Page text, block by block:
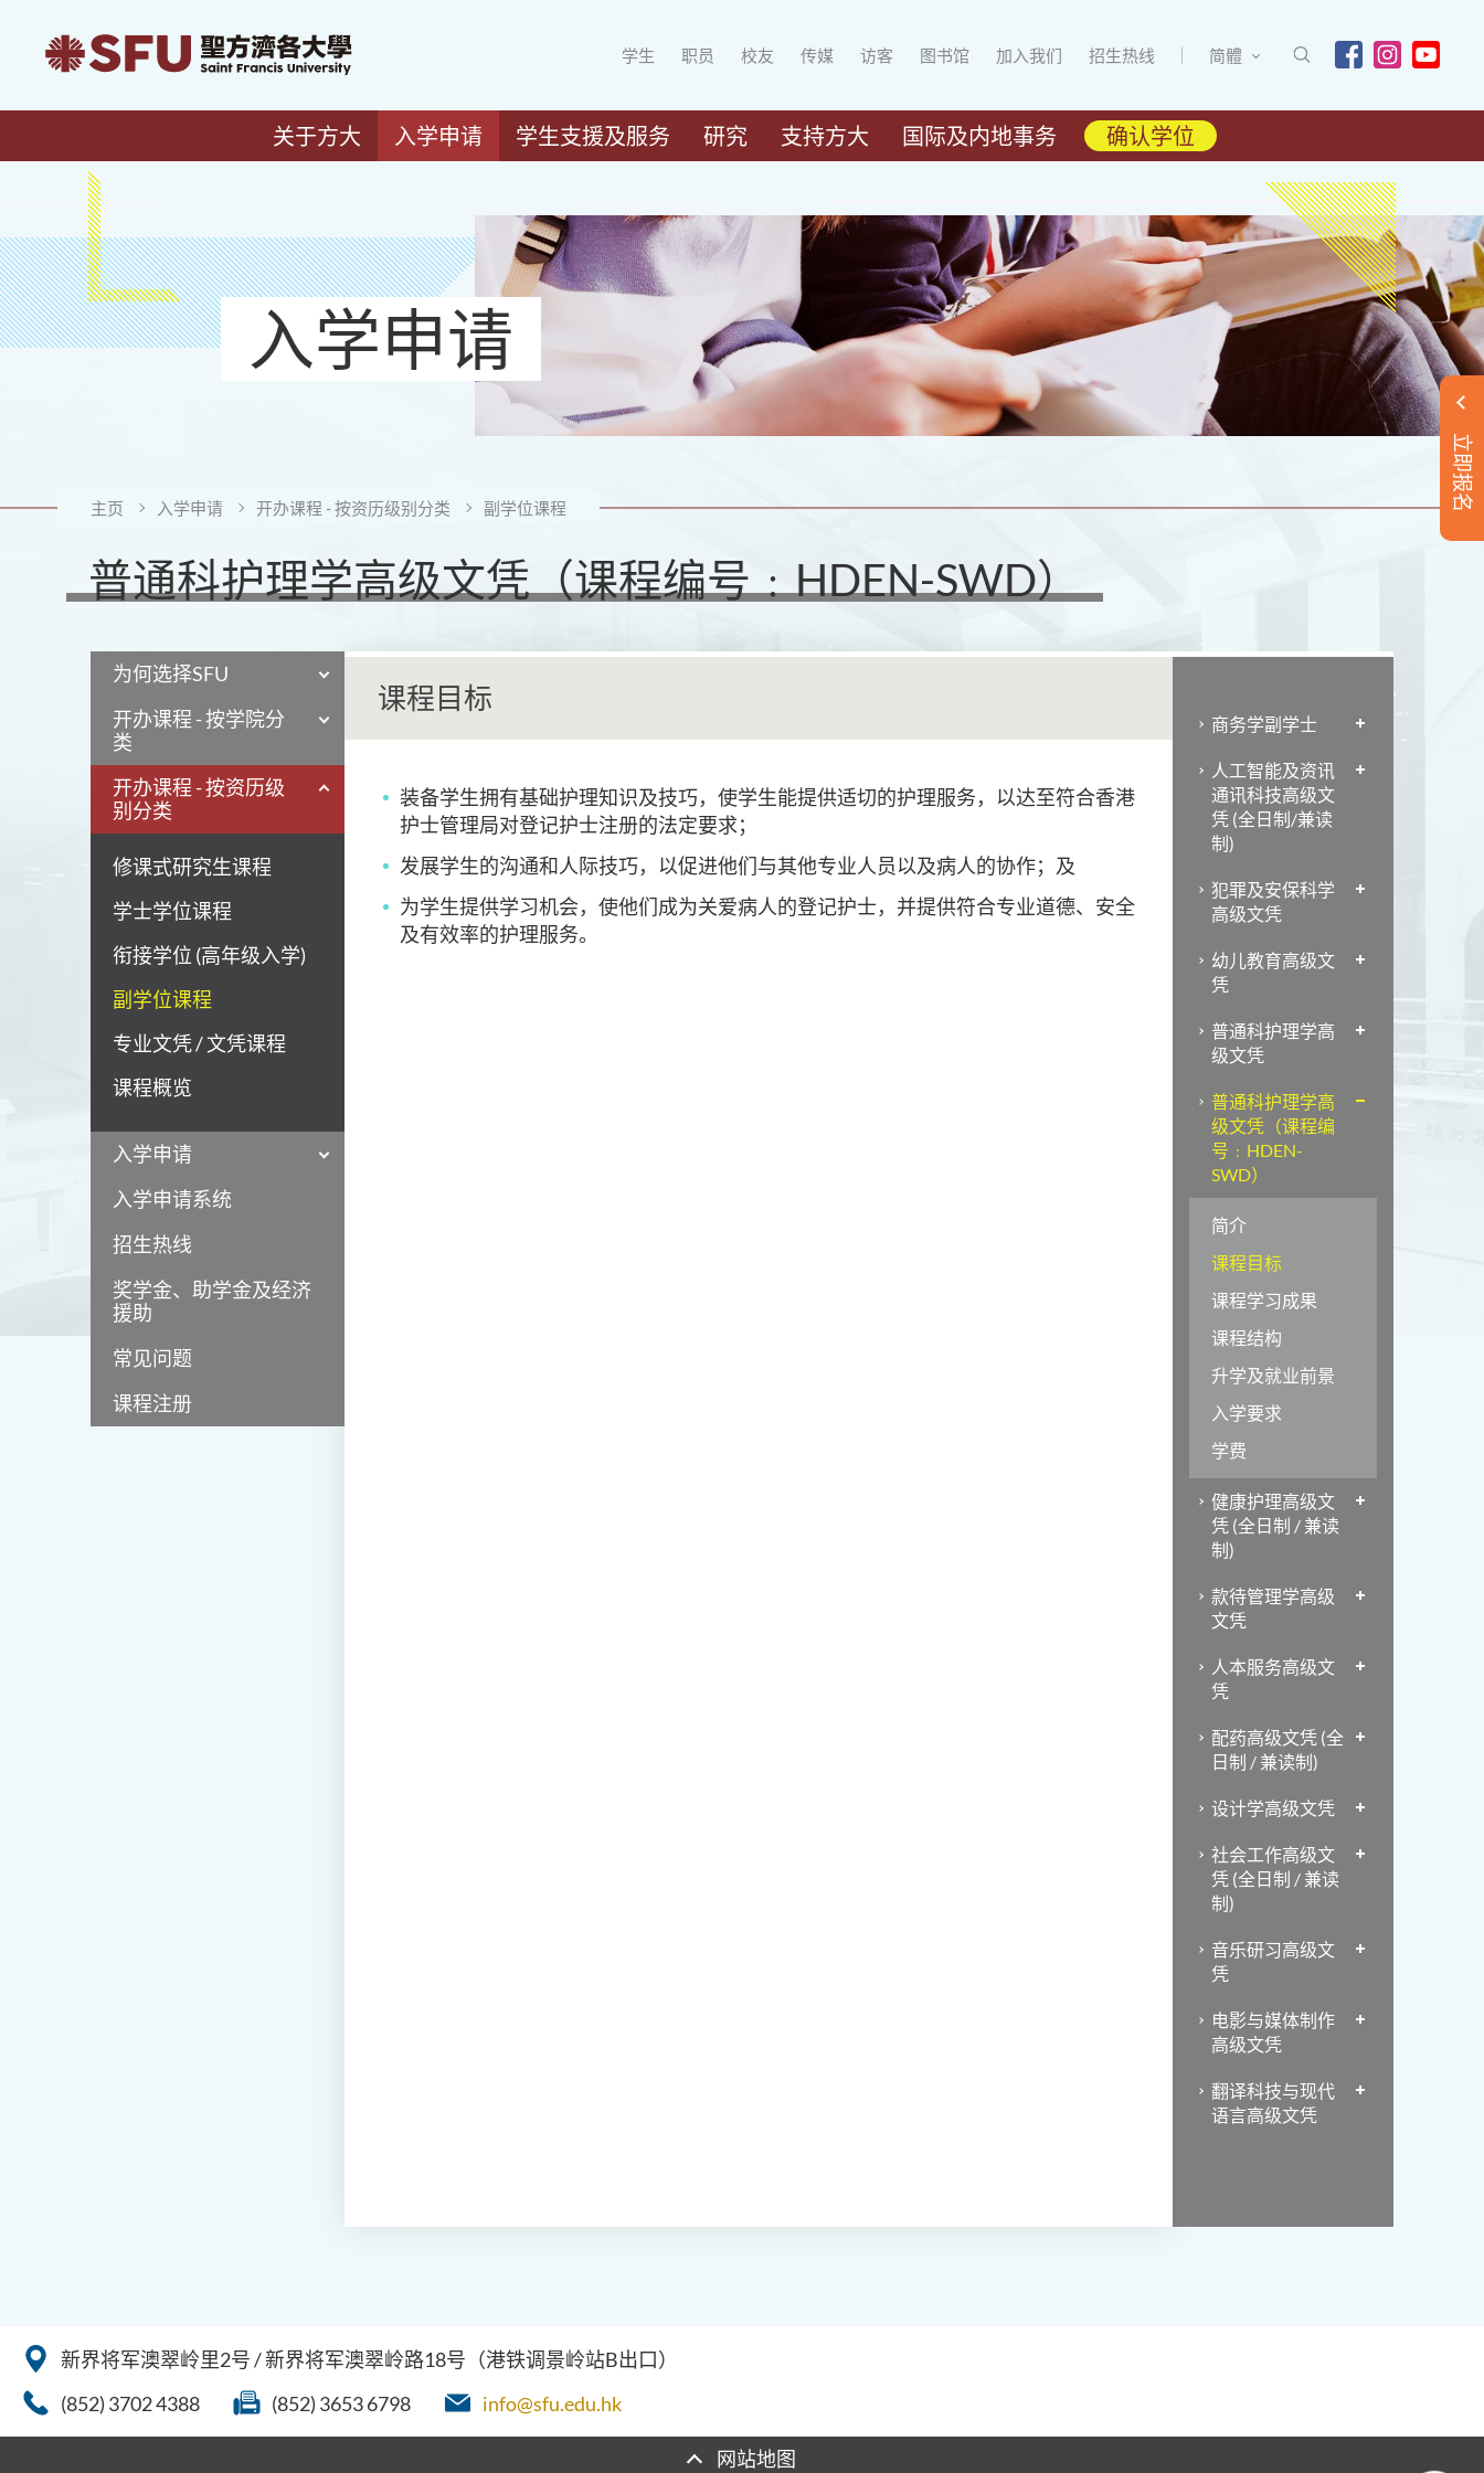
学生 职员 校友 传媒 访客 图书馆 加入我们 招生热线 简體
关于方大 入学申请 学生支援及服务 研究 支持方大 国际及内地事务 确认学位
立即报名
入学申请
主页 入学申请 开办课程 - 按资历级别分类 副学位课程
普通科护理学高级文凭（课程编号﹕HDEN-SWD）
为何选择SFU
开办课程 - 按学院分
类
开办课程 - 按资历级
别分类
修课式研究生课程
学士学位课程
衔接学位 (高年级入学)
副学位课程
专业文凭 / 文凭课程
课程概览
入学申请
入学申请系统
招生热线
奖学金、助学金及经济
援助
常见问题
课程注册
课程目标
装备学生拥有基础护理知识及技巧，使学生能提供适切的护理服务，以达至符合香港
护士管理局对登记护士注册的法定要求；
发展学生的沟通和人际技巧，以促进他们与其他专业人员以及病人的协作；及
为学生提供学习机会，使他们成为关爱病人的登记护士，并提供符合专业道德、安全
及有效率的护理服务。
商务学副学士
人工智能及资讯
通讯科技高级文
凭 (全日制/兼读
制)
犯罪及安保科学
高级文凭
幼儿教育高级文
凭
普通科护理学高
级文凭
普通科护理学高
级文凭（课程编
号﹕HDEN-
SWD）
简介
课程目标
课程学习成果
课程结构
升学及就业前景
入学要求
学费
健康护理高级文
凭 (全日制 / 兼读
制)
款待管理学高级
文凭
人本服务高级文
凭
配药高级文凭 (全
日制 / 兼读制)
设计学高级文凭
社会工作高级文
凭 (全日制 / 兼读
制)
音乐研习高级文
凭
电影与媒体制作
高级文凭
翻译科技与现代
语言高级文凭
新界将军澳翠岭里2号 / 新界将军澳翠岭路18号（港铁调景岭站B出口）
(852) 3702 4388
(852) 3653 6798 info@sfu.edu.hk
网站地图